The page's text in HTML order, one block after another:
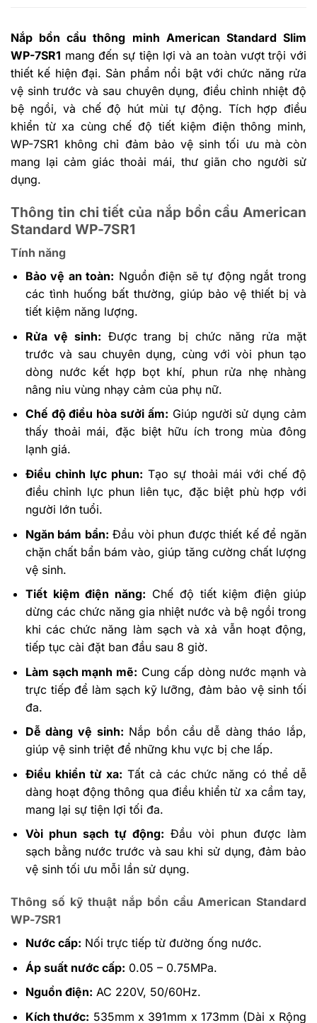
Nắp bồn cầu thông minh American Standard Slim
WP-7SR1 mang đến sự tiện lợi và an toàn vượt trội với
thiết kế hiện đại. Sản phẩm nổi bật với chức năng rửa
vệ sinh trước và sau chuyên dụng, điều chỉnh nhiệt độ
bệ ngồi, và chế độ hút mùi tự động. Tích hợp điều
khiển từ xa cùng chế độ tiết kiệm điện thông minh,
WP-7SR1 không chỉ đảm bảo vệ sinh tối ưu mà còn
mang lại cảm giác thoải mái, thư giãn cho người sử
dụng.
Thông tin chi tiết của nắp bồn cầu American
Standard WP-7SR1
Tính năng
Bảo vệ an toàn: Nguồn điện sẽ tự động ngắt trong
các tình huống bất thường, giúp bảo vệ thiết bị và
tiết kiệm năng lượng.
Rửa vệ sinh: Được trang bị chức năng rửa mặt
trước và sau chuyên dụng, cùng với vòi phun tạo
dòng nước kết hợp bọt khí, phun rửa nhẹ nhàng
nâng niu vùng nhạy cảm của phụ nữ.
Chế độ điều hòa sưởi ấm: Giúp người sử dụng cảm
thấy thoải mái, đặc biệt hữu ích trong mùa đông
lạnh giá.
Điều chỉnh lực phun: Tạo sự thoải mái với chế độ
điều chỉnh lực phun liên tục, đặc biệt phù hợp với
người lớn tuổi.
Ngăn bám bẩn: Đầu vòi phun được thiết kế để ngăn
chặn chất bẩn bám vào, giúp tăng cường chất lượng
vệ sinh.
Tiết kiệm điện năng: Chế độ tiết kiệm điện giúp
dừng các chức năng gia nhiệt nước và bệ ngồi trong
khi các chức năng làm sạch và xả vẫn hoạt động,
tiếp tục cài đặt ban đầu sau 8 giờ.
Làm sạch mạnh mẽ: Cung cấp dòng nước mạnh và
trực tiếp để làm sạch kỹ lưỡng, đảm bảo vệ sinh tối
đa.
Dễ dàng vệ sinh: Nắp bồn cầu dễ dàng tháo lắp,
giúp vệ sinh triệt để những khu vực bị che lấp.
Điều khiển từ xa: Tất cả các chức năng có thể dễ
dàng hoạt động thông qua điều khiển từ xa cầm tay,
mang lại sự tiện lợi tối đa.
Vòi phun sạch tự động: Đầu vòi phun được làm
sạch bằng nước trước và sau khi sử dụng, đảm bảo
vệ sinh tối ưu mỗi lần sử dụng.
Thông số kỹ thuật nắp bồn cầuAmerican Standard
WP-7SR1
Nước cấp: Nối trực tiếp từ đường ống nước.
Áp suất nước cấp: 0.05 – 0.75MPa.
Nguồn điện: AC 220V, 50/60Hz.
Kích thước: 535mm x 391mm x 173mm (Dài x Rộng